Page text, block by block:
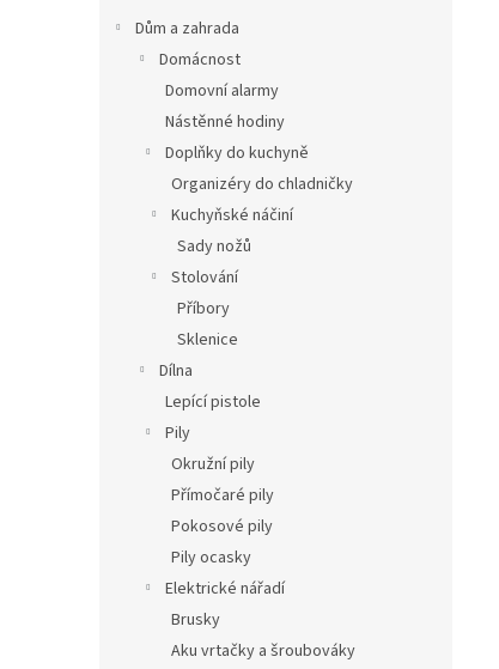
Dům a zahrada
Domácnost
Domovní alarmy
Nástěnné hodiny
Doplňky do kuchyně
Organizéry do chladničky
Kuchyňské náčiní
Sady nožů
Stolování
Příbory
Sklenice
Dílna
Lepící pistole
Pily
Okružní pily
Přímočaré pily
Pokosové pily
Pily ocasky
Elektrické nářadí
Brusky
Aku vrtačky a šroubováky